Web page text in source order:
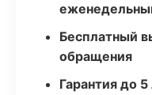
Бесплатный
обращения
Гарантия до